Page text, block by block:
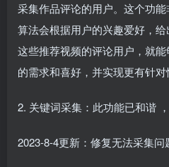
采集作品评论的用户。这个功
算法会根据用户的兴趣爱好，
这些推荐视频的评论用户，就
的需求和喜好，并实现更有针对
2. 关键词采集：此功能已和谐
2023-8-4更新：修复无法采集问